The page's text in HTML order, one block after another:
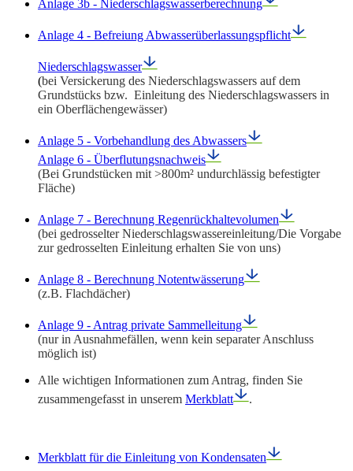
Anlage 3b - Niederschlagswasserberechnung
Anlage 4 - Befreiung Abwasserüberlassungspflicht
Niederschlagswasser
(bei Versickerung des Niederschlagswassers auf dem
Grundstücks bzw. Einleitung des Niederschlagswassers in
ein Oberflächengewässer)
Anlage 5 - Vorbehandlung des Abwassers
Anlage 6 - Überflutungsnachweis
(Bei Grundstücken mit >800m² undurchlässig befestigter
Fläche)
Anlage 7 - Berechnung Regenrückhaltevolumen
(bei gedrosselter Niederschlagswassereinleitung/Die Vorgabe
zur gedrosselten Einleitung erhalten Sie von uns)
Anlage 8 - Berechnung Notentwässerung
(z.B. Flachdächer)
Anlage 9 - Antrag private Sammelleitung
(nur in Ausnahmefällen, wenn kein separater Anschluss
möglich ist)
Alle wichtigen Informationen zum Antrag, finden Sie
zusammengefasst in unserem Merkblatt .
Merkblatt für die Einleitung von Kondensaten